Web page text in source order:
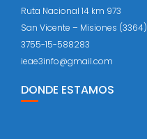
Ruta Nacional 14 km 973
San Vicente – Misiones (3364)
3755-15-588283
ieae3info@gmail.com
DONDE ESTAMOS